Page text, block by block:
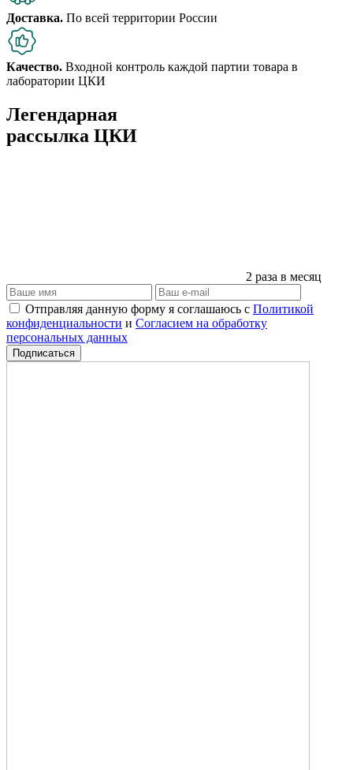
Доставка. По всей территории России
Качество. Входной контроль каждой партии товара в
лаборатории ЦКИ
Легендарная
рассылка ЦКИ
2 раза в месяц
Отправляя данную форму я соглашаюсь с Политикой
конфиденциальности и Согласием на обработку
персональных данных
Подписаться